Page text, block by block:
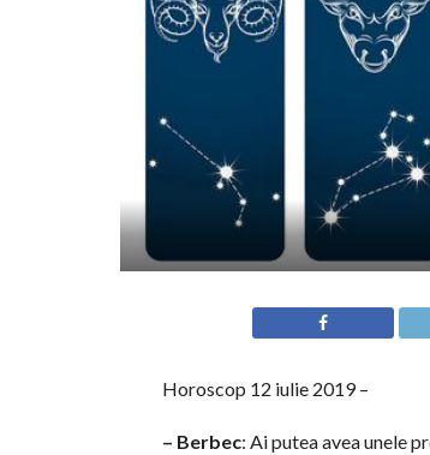
Horoscop 12 iulie 2019 –
– Berbec: Ai putea avea unele